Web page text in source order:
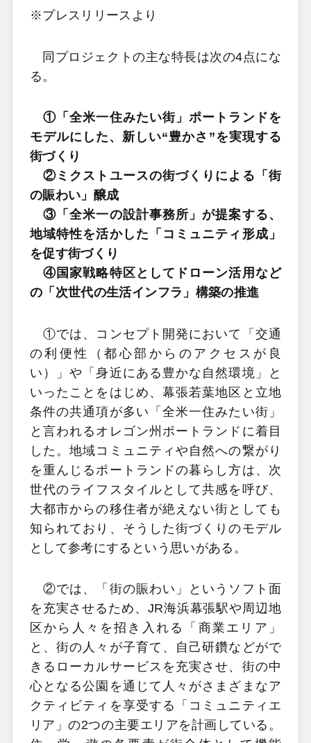
※プレスリリースより
同プロジェクトの主な特長は次の4点にな
る。
①「全米一住みたい街」ポートランドを
モデルにした、新しい“豊かさ”を実現する
街づくり
②ミクストユースの街づくりによる「街
の賑わい」醸成
③「全米一の設計事務所」が提案する、
地域特性を活かした「コミュニティ形成」
を促す街づくり
④国家戦略特区としてドローン活用など
の「次世代の生活インフラ」構築の推進
①では、コンセプト開発において「交通
の利便性（都心部からのアクセスが良
い）」や「身近にある豊かな自然環境」と
いったことをはじめ、幕張若葉地区と立地
条件の共通項が多い「全米一住みたい街」
と言われるオレゴン州ポートランドに着目
した。地域コミュニティや自然への繋がり
を重んじるポートランドの暮らし方は、次
世代のライフスタイルとして共感を呼び、
大都市からの移住者が絶えない街としても
知られており、そうした街づくりのモデル
として参考にするという思いがある。
②では、「街の賑わい」というソフト面
を充実させるため、JR海浜幕張駅や周辺地
区から人々を招き入れる「商業エリア」
と、街の人々が子育て、自己研鑽などがで
きるローカルサービスを充実させ、街の中
心となる公園を通じて人々がさまざまなア
クティビティを享受する「コミュニティエ
リア」の2つの主要エリアを計画している。